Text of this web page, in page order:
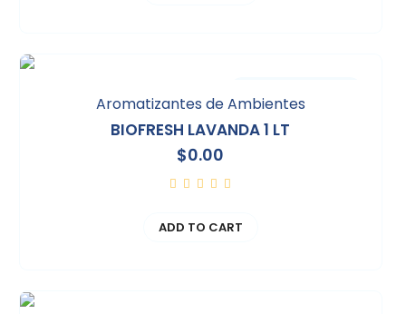
Aromatizantes de Ambientes
BIOFRESH LAVANDA 1 LT
$0.00
ADD TO CART